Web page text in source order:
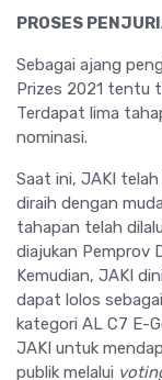
PROSES
Sebagai ajang
Prizes 2021 tentu
Terdapat lima
nominasi.
Saat ini, JAKI
diraih dengan
tahapan telah
diajukan Pemprov
Kemudian, JAKI
dapat lolos
kategori AL C7 E-
JAKI untuk
publik melalui